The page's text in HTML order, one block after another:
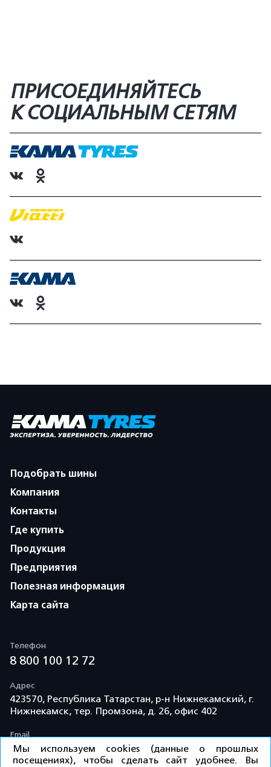
ПРИСОЕДИНЯЙТЕСЬ
К СОЦИАЛЬНЫМ СЕТЯМ
Подобрать шины
Компания
Контакты
Где купить
Продукция
Предприятия
Полезная информация
Карта сайта
Телефон
8 800 100 12 72
Адрес
423570, Республика Татарстан, р-н Нижнекамский, г.
Нижнекамск, тер. Промзона, д. 26, офис 402
Email
info@td-kama.com
Мы используем cookies (данные о прошлых
посещениях), чтобы сделать сайт удобнее. Вы